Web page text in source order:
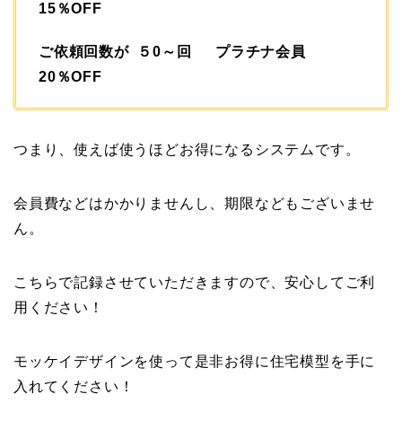
15％OFF
ご依頼回数が ５0～回 プラチナ会員
20％OFF
つまり、使えば使うほどお得になるシステムです。
会員費などはかかりませんし、期限などもございませ
ん。
こちらで記録させていただきますので、安心してご利
用ください！
モッケイデザインを使って是非お得に住宅模型を手に
入れてください！